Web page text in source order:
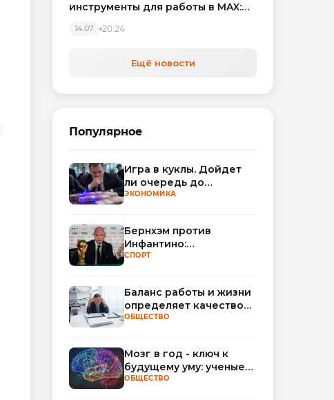
инструменты для работы в MAX:
автоматизируют обработку
14.07 20:24
Ещё новости
Популярное
Игра в куклы. Дойдет
ли очередь до
Миллера?
ЭКОНОМИКА
Бернхэм против
Инфантино:
политический кризис в
СПОРТ
Баланс работы и жизни
определяет качество
сна
ОБЩЕСТВО
Мозг в год - ключ к
будущему уму: ученые
научились
ОБЩЕСТВО